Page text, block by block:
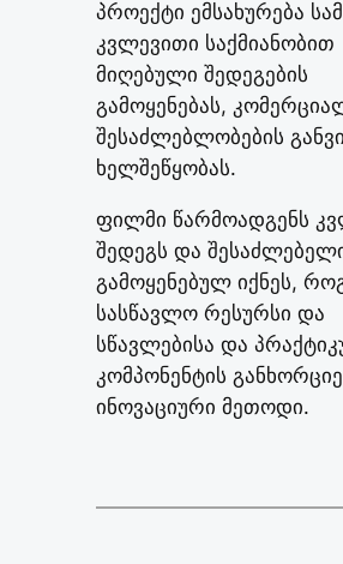
პროექტი ემსახურება
კვლევითი საქმიანობით
მიღებული შედეგების
გამოყენებას,
შესაძლებლობების
ხელშეწყობას.
ფილმი წარმოადგენს
შედეგს და
გამოყენებულ იქნეს,
სასწავლო რესურსი და
სწავლებისა და
კომპონენტის
ინოვაციური მეთოდი.